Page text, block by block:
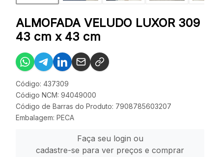
ALMOFADA VELUDO LUXOR 309
43 cm x 43 cm
Código: 437309
Código NCM: 94049000
Código de Barras do Produto: 7908785603207
Embalagem: PECA
Faça seu login ou
cadastre-se para ver preços e comprar